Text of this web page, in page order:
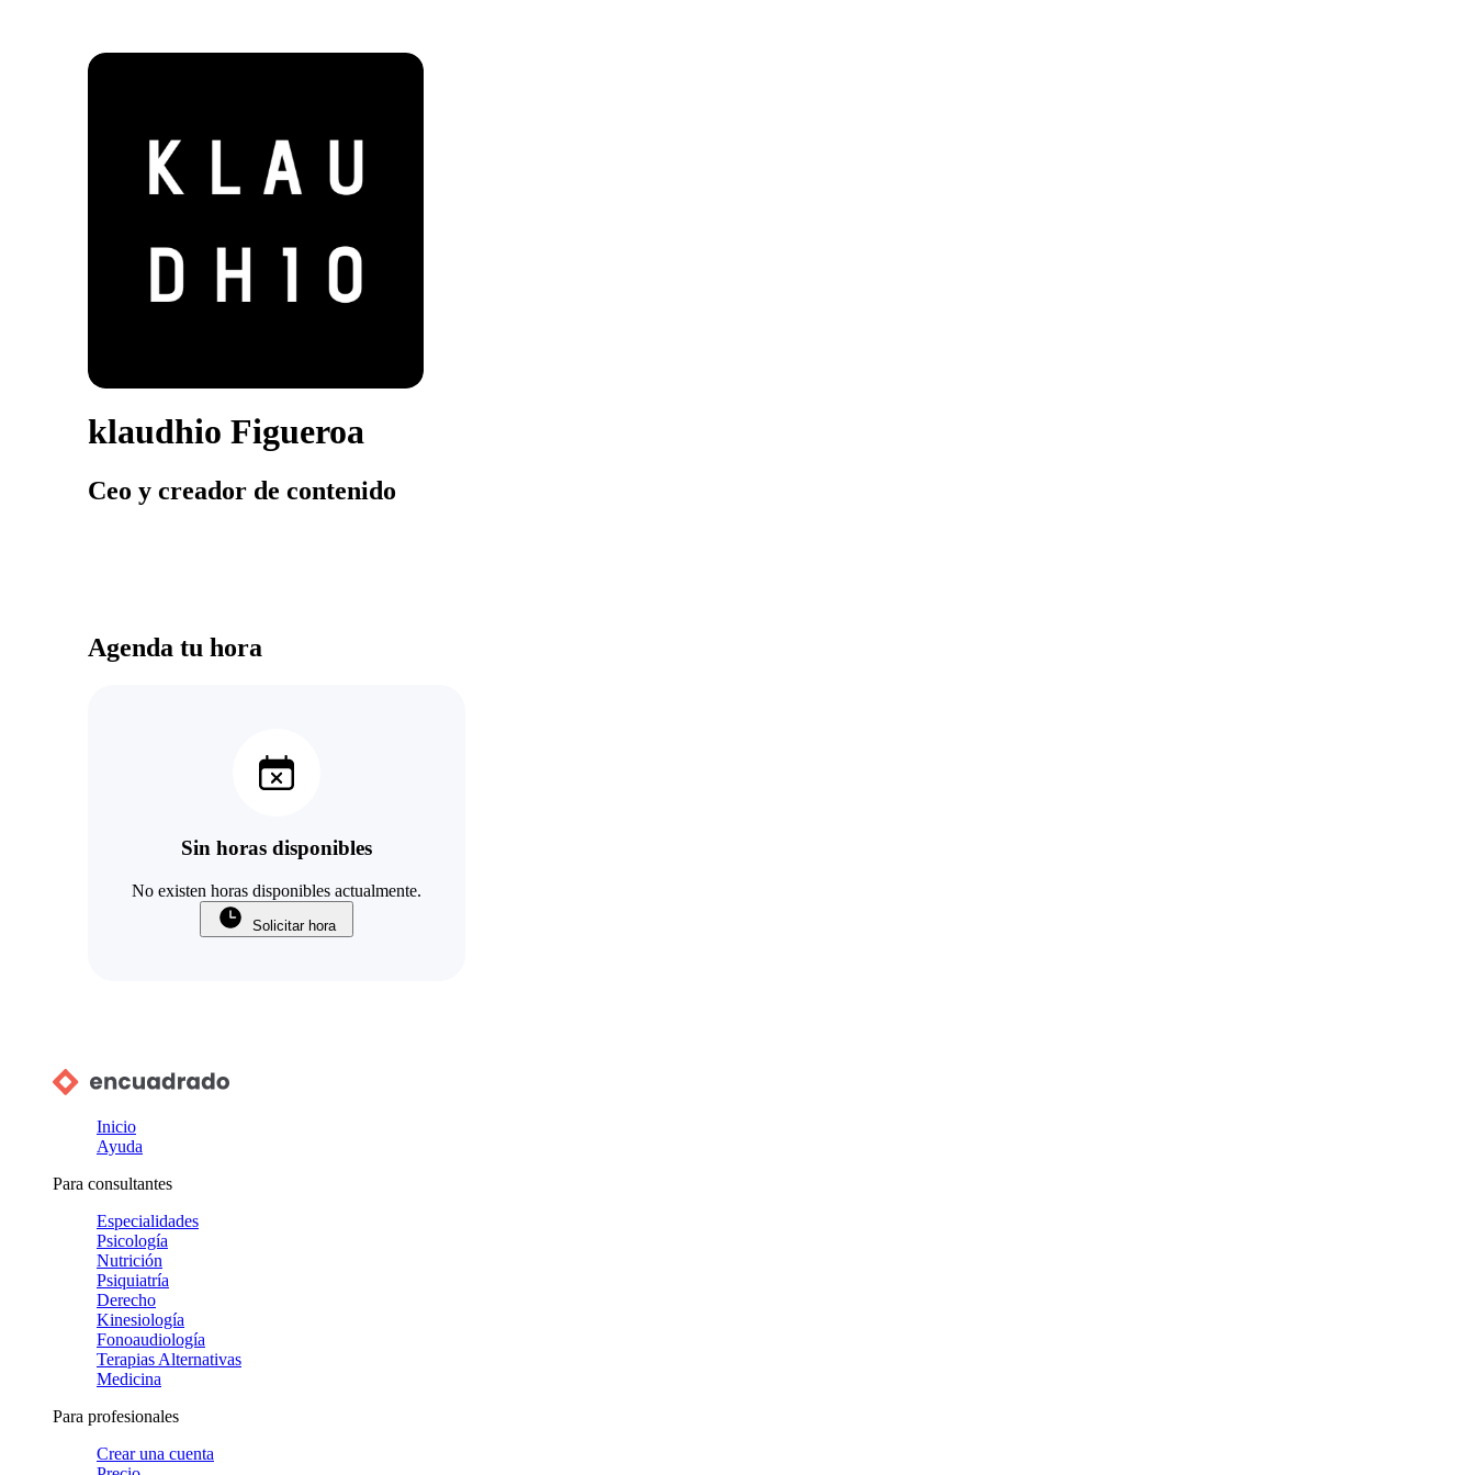
klaudhio Figueroa
Ceo y creador de contenido
Agenda tu hora
Sin horas disponibles
No existen horas disponibles actualmente.
Solicitar hora
Inicio
Ayuda
Para consultantes
Especialidades
Psicología
Nutrición
Psiquiatría
Derecho
Kinesiología
Fonoaudiología
Terapias Alternativas
Medicina
Para profesionales
Crear una cuenta